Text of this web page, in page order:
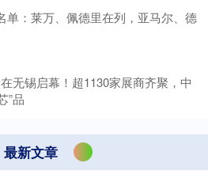
单：莱万、佩德里在列，亚马尔、德
无锡启幕！超1130家展商齐聚，中
”品
最新文章